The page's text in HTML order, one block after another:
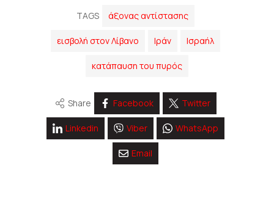
TAGS άξονας αντίστασης
εισβολή στον Λίβανο Ιράν Ισραήλ
κατάπαυση του πυρός
Share Facebook Twitter
Linkedin Viber WhatsApp
Email